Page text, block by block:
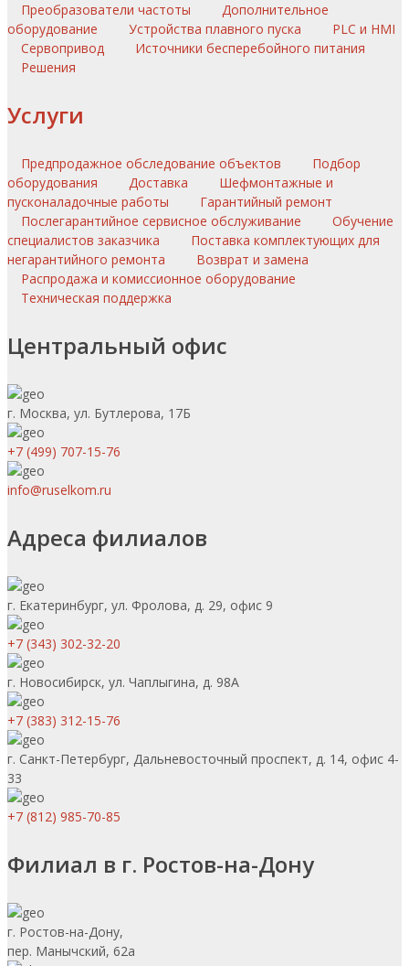
Преобразователи частоты
Дополнительное
оборудование
Устройства плавного пуска
PLC и HMI
Сервопривод
Источники бесперебойного питания
Решения
Услуги
Предпродажное обследование объектов
Подбор
оборудования
Доставка
Шефмонтажные и
пусконаладочные работы
Гарантийный ремонт
Послегарантийное сервисное обслуживание
Обучение
специалистов заказчика
Поставка комплектующих для
негарантийного ремонта
Возврат и замена
Распродажа и комиссионное оборудование
Техническая поддержка
Центральный офис
г. Москва, ул. Бутлерова, 17Б
+7 (499) 707-15-76
info@ruselkom.ru
Адреса филиалов
г. Екатеринбург, ул. Фролова, д. 29, офис 9
+7 (343) 302-32-20
г. Новосибирск, ул. Чаплыгина, д. 98А
+7 (383) 312-15-76
г. Санкт-Петербург, Дальневосточный проспект, д. 14, офис 4-
33
+7 (812) 985-70-85
Филиал в г. Ростов-на-Дону
г. Ростов-на-Дону,
пер. Манычский, 62а